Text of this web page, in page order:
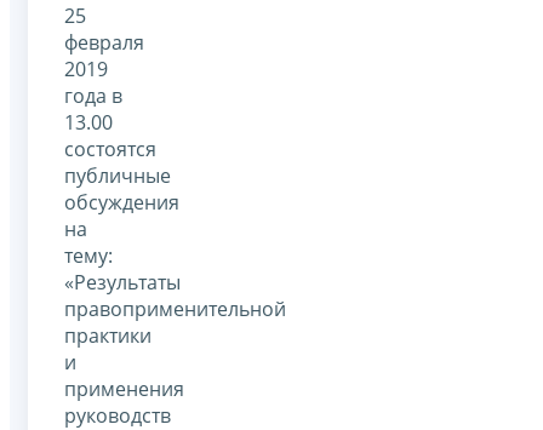
25
февраля
2019
года в
13.00
состоятся
публичные
обсуждения
на
тему:
«Результаты
правоприменительной
практики
и
применения
руководств